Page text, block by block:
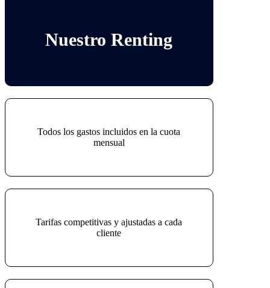
Nuestro Renting
Todos los gastos incluidos en la cuota
mensual
Tarifas competitivas y ajustadas a cada
cliente